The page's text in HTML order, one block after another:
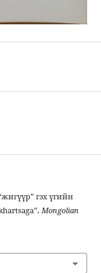
гэх үгийн
Mongolian